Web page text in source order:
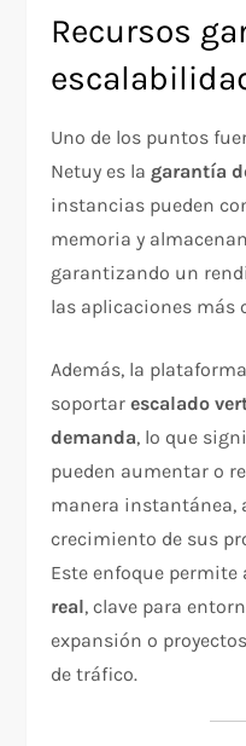
Recursos
Uno de los puntos
Netuy es la garantía
instancias pueden
memoria y
garantizando un
las aplicaciones más
Además, la
soportarescalado
demanda, lo que
pueden aumentar o
manera instantánea,
crecimiento de sus
Este enfoque
real, clave para
expansión o
de tráfico.